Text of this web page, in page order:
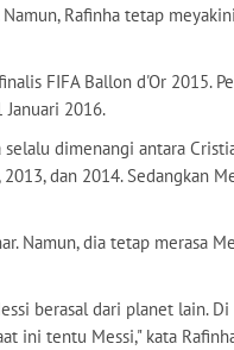
Rafinha tetap
FIFA Ballon d'Or 2015.
Januari 2016.
dimenangi antara
dan 2014. Sedangkan
Namun, dia tetap merasa
berasal dari planet lain. Di
ini tentu Messi," kata